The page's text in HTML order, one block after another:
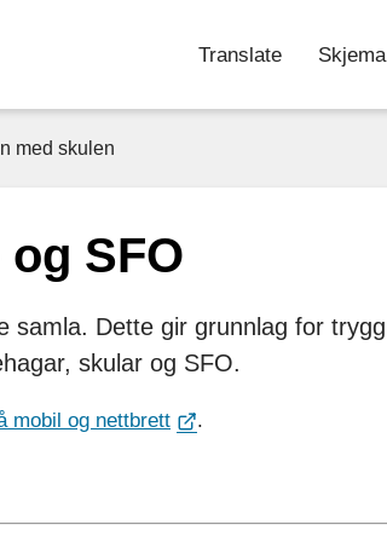
Translate Skjema
med skulen
SFO
samla. Dette gir grunnlag for trygg
skular og SFO.
mobil og nettbrett .